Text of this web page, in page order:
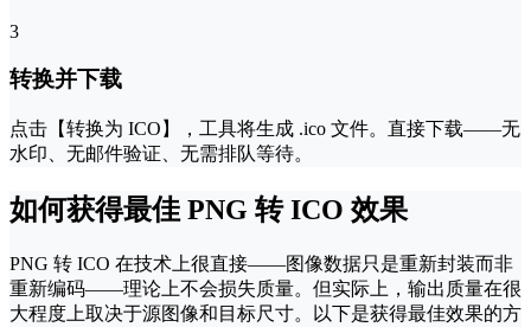
3
转换并下载
点击【转换为 ICO】，工具将生成 .ico 文件。直接下载——无
水印、无邮件验证、无需排队等待。
如何获得最佳 PNG 转 ICO 效果
PNG 转 ICO 在技术上很直接——图像数据只是重新封装而非
重新编码——理论上不会损失质量。但实际上，输出质量在很
大程度上取决于源图像和目标尺寸。以下是获得最佳效果的方